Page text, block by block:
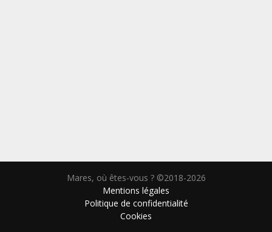
Mares, où êtes-vous ? ©2018-2026
Mentions légales
Politique de confidentialité
Cookies